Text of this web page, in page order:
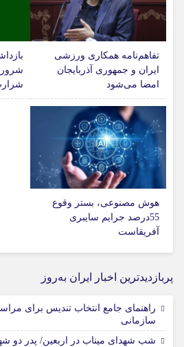
تفاهم‌نامه همکاری ورزشی
ایران و جمهوری آذربایجان
امضا می‌شود
شرور
هوش مصنوعی، بستر وقوع
55درصد جرایم سایبری
آفریقاست
پربازدیدترین اخبار ایران به‌روز
راهنمای جامع انتخاب تندیس برای
سازمانی
شب شهدای میناب در اربعین/ پدر دو